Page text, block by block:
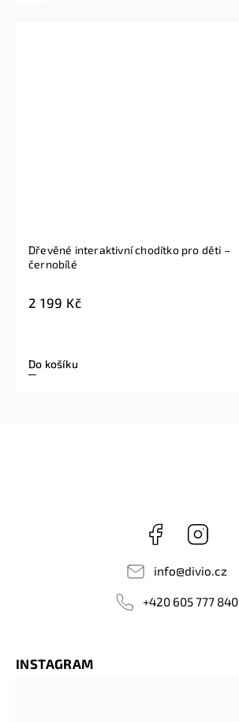
Dřevěné interaktivní chodítko pro děti –
černobílé
2 199 Kč
Do košíku
Facebook
info@divio.cz
+420 605 777 840
INSTAGRAM